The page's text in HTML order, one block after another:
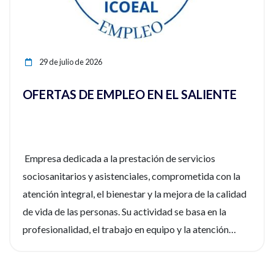
29 de julio de 2026
OFERTAS DE EMPLEO EN EL SALIENTE
Empresa dedicada a la prestación de servicios
sociosanitarios y asistenciales, comprometida con la
atención integral, el bienestar y la mejora de la calidad
de vida de las personas. Su actividad se basa en la
profesionalidad, el trabajo en equipo y la atención